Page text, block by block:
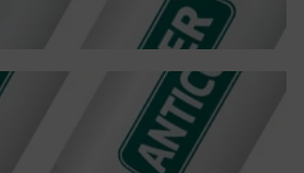
АNTICONDENSATE
- полипропиленово фолио за